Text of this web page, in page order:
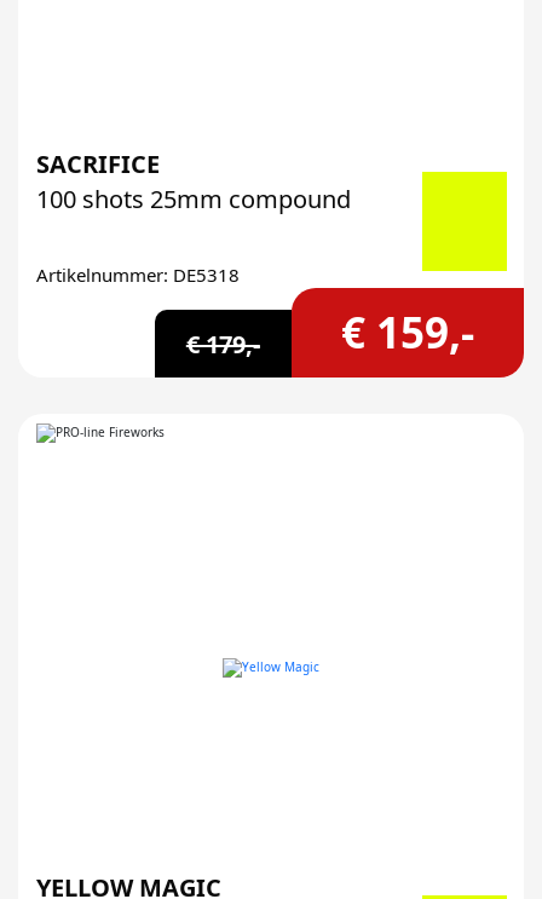
SACRIFICE
100 shots 25mm compound
Artikelnummer: DE5318
€ 179,- € 159,-
YELLOW MAGIC